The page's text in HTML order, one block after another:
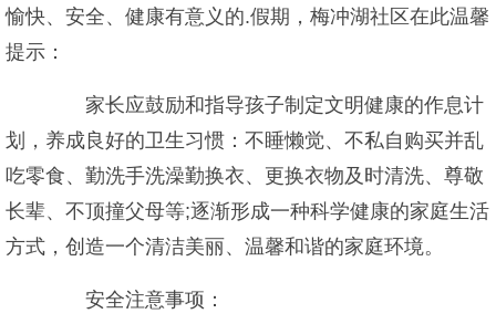
愉快、安全、健康有意义的.假期，梅冲湖社区在此温馨
提示：
家长应鼓励和指导孩子制定文明健康的作息计
划，养成良好的卫生习惯：不睡懒觉、不私自购买并乱
吃零食、勤洗手洗澡勤换衣、更换衣物及时清洗、尊敬
长辈、不顶撞父母等;逐渐形成一种科学健康的家庭生活
方式，创造一个清洁美丽、温馨和谐的家庭环境。
安全注意事项：